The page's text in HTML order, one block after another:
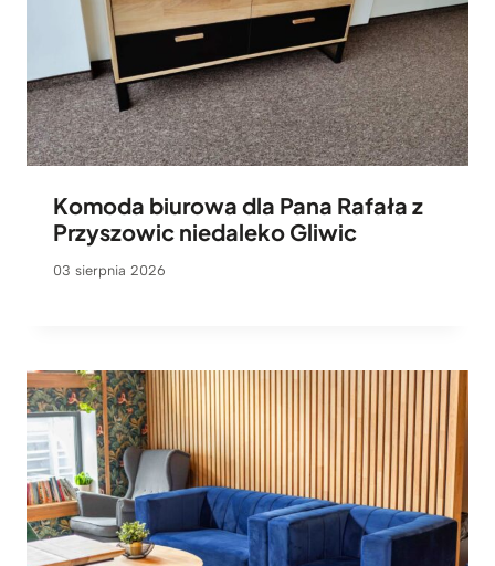
Komoda biurowa dla Pana Rafała z
Przyszowic niedaleko Gliwic
03 sierpnia 2026